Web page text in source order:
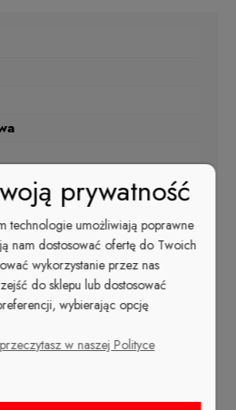
prywatność
technologie umożliwiają poprawne
nam dostosować ofertę do Twoich
wykorzystanie przez nas
do sklepu lub dostosować
wybierając opcję
w naszej Polityce